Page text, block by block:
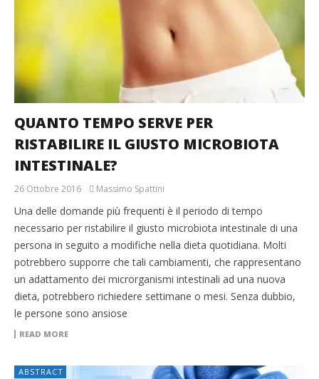
QUANTO TEMPO SERVE PER
RISTABILIRE IL GIUSTO MICROBIOTA
INTESTINALE?
26 Ottobre 2016 Massimo Spattini
Una delle domande più frequenti è il periodo di tempo
necessario per ristabilire il giusto microbiota intestinale di una
persona in seguito a modifiche nella dieta quotidiana. Molti
potrebbero supporre che tali cambiamenti, che rappresentano
un adattamento dei microrganismi intestinali ad una nuova
dieta, potrebbero richiedere settimane o mesi. Senza dubbio,
le persone sono ansiose
READ MORE
ABSTRACT